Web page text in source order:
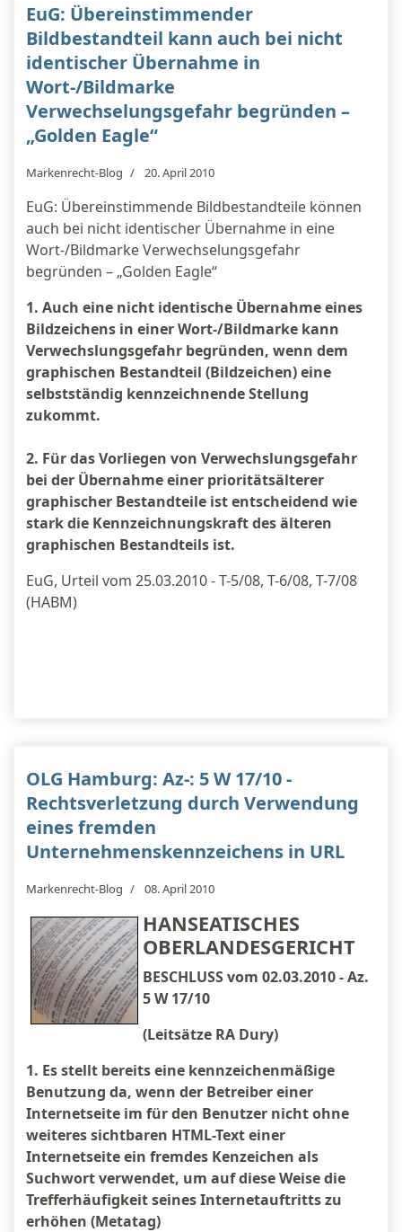
EuG: Übereinstimmender
Bildbestandteil kann auch bei nicht
identischer Übernahme in
Wort-/Bildmarke
Verwechselungsgefahr begründen –
„Golden Eagle“
Markenrecht-Blog 20. April 2010
EuG: Übereinstimmende Bildbestandteile können
auch bei nicht identischer Übernahme in eine
Wort-/Bildmarke Verwechselungsgefahr
begründen – „Golden Eagle“
1. Auch eine nicht identische Übernahme eines
Bildzeichens in einer Wort-/Bildmarke kann
Verwechslungsgefahr begründen, wenn dem
graphischen Bestandteil (Bildzeichen) eine
selbstständig kennzeichnende Stellung
zukommt.
2. Für das Vorliegen von Verwechslungsgefahr
bei der Übernahme einer prioritätsälterer
graphischer Bestandteile ist entscheidend wie
stark die Kennzeichnungskraft des älteren
graphischen Bestandteils ist.
EuG, Urteil vom 25.03.2010 - T-5/08, T-6/08, T-7/08
(HABM)
OLG Hamburg: Az-: 5 W 17/10 -
Rechtsverletzung durch Verwendung
eines fremden
Unternehmenskennzeichens in URL
Markenrecht-Blog 08. April 2010
HANSEATISCHES
OBERLANDESGERICHT
BESCHLUSS vom 02.03.2010 - Az.
5 W 17/10
(Leitsätze RA Dury)
1. Es stellt bereits eine kennzeichenmäßige
Benutzung da, wenn der Betreiber einer
Internetseite im für den Benutzer nicht ohne
weiteres sichtbaren HTML-Text einer
Internetseite ein fremdes Kenzeichen als
Suchwort verwendet, um auf diese Weise die
Trefferhäufigkeit seines Internetauftritts zu
erhöhen (Metatag)